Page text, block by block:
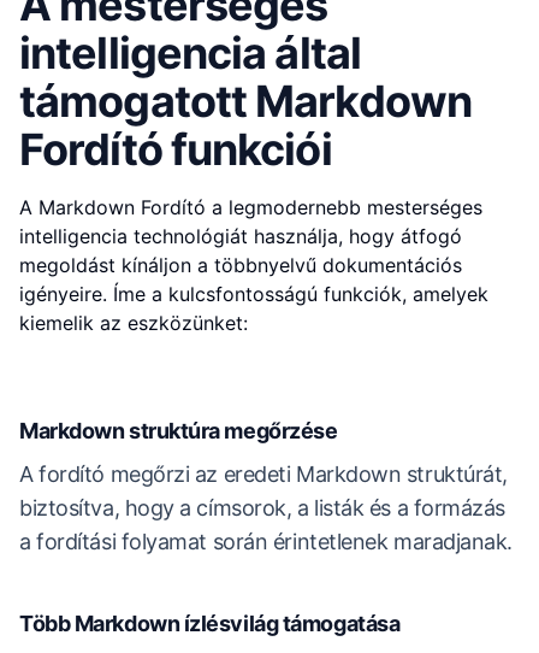
intelligencia által
támogatott Markdown
Fordító funkciói
A Markdown Fordító a legmodernebb mesterséges
intelligencia technológiát használja, hogy átfogó
megoldást kínáljon a többnyelvű dokumentációs
igényeire. Íme a kulcsfontosságú funkciók, amelyek
kiemelik az eszközünket:
Markdown struktúra megőrzése
A fordító megőrzi az eredeti Markdown struktúrát,
biztosítva, hogy a címsorok, a listák és a formázás
a fordítási folyamat során érintetlenek maradjanak.
Több Markdown ízlésvilág támogatása